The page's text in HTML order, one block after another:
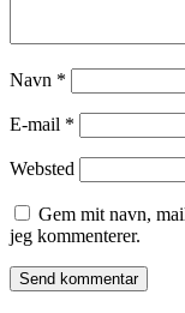
Navn *
E-mail *
Websted
Gem mit navn,
jeg kommenterer.